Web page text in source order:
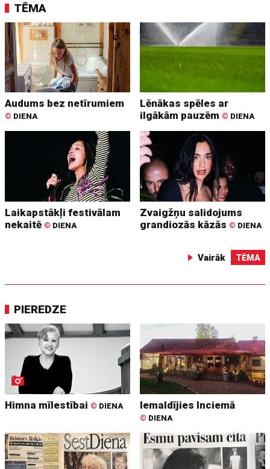
TĒMA
Audums bez netīrumiem
© DIENA
Lēnākas spēles ar
ilgākām pauzēm © DIENA
Laikapstākļi festivālam
nekaitē © DIENA
Zvaigžņu salidojums
grandiozās kāzās © DIENA
Vairāk TĒMA
PIEREDZE
Himna mīlestībai © DIENA Iemaldījies Inciemā
© DIENA